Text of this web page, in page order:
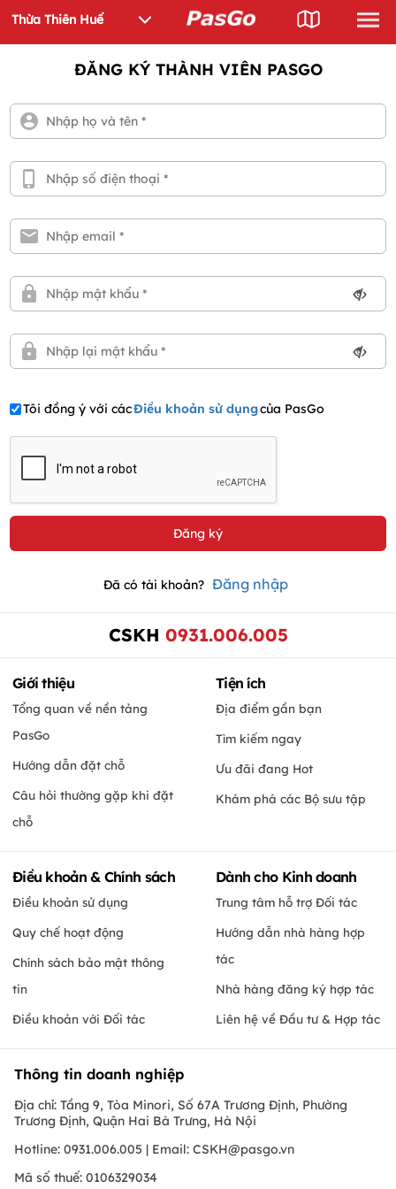
ĐĂNG KÝ THÀNH VIÊN PASGO
Tôi đồng ý với cácĐiều khoản sử dụngcủa PasGo
Đã có tài khoản? Đăng nhập
CSKH 0931.006.005
Giới thiệu
Tổng quan về nền tảng
PasGo
Hướng dẫn đặt chỗ
Câu hỏi thường gặp khi đặt
chỗ
Tiện ích
Địa điểm gần bạn
Tìm kiếm ngay
Ưu đãi đang Hot
Khám phá các Bộ sưu tập
Điều khoản & Chính sách
Điều khoản sử dụng
Quy chế hoạt động
Chính sách bảo mật thông
tin
Điều khoản với Đối tác
Dành cho Kinh doanh
Trung tâm hỗ trợ Đối tác
Hướng dẫn nhà hàng hợp
tác
Nhà hàng đăng ký hợp tác
Liên hệ về Đầu tư & Hợp tác
Thông tin doanh nghiệp
Địa chỉ: Tầng 9, Tòa Minori, Số 67A Trương Định, Phường
Trương Định, Quận Hai Bà Trưng, Hà Nội
Hotline: 0931.006.005 | Email: CSKH@pasgo.vn
Mã số thuế: 0106329034